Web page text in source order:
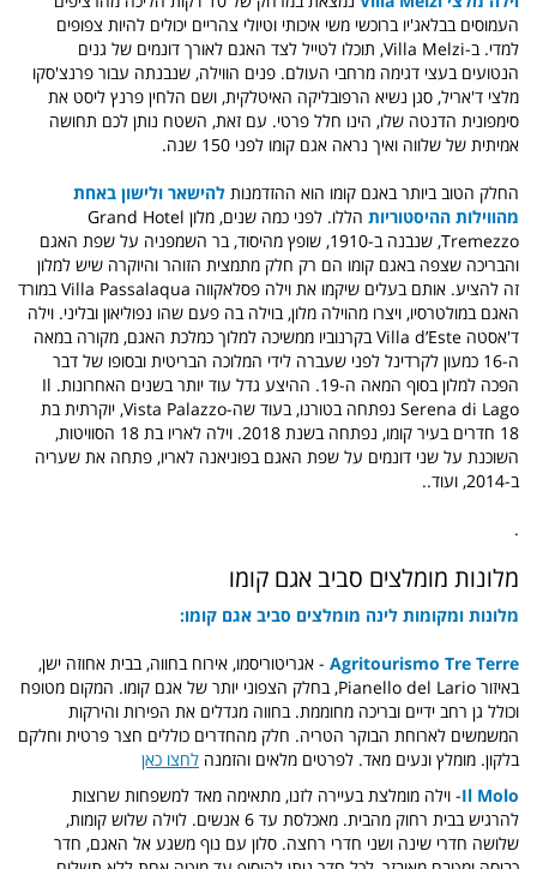
העמוסים בבלאג'יו ברוכשי משי איכותי וטיולי צהריים יכולים להיות צפופים
למדי. ב-Villa Melzi, תוכלו לטייל
לצד האגם לאורך דונמים של גנים
הנטועים בעצי דגימה מרחבי העולם. פנים הווילה, שנבנתה עבור פרנצ'סקו
מלצי ד'אריל, סגן נשיא הרפובליקה האיטלקית, ושם הלחין פרנץ ליסט את
סימפונית הדנטה שלו, הינו חלל פרטי. עם זאת, השטח נותן לכם תחושה
אמיתית של שלווה ואיך נראה אגם קומו לפני 150 שנה.
החלק הטוב ביותר באגם קומו הוא ההזדמנות להישאר ולישון באחת
מהווילות ההיסטוריות
הללו. לפני כמה שנים, מלון Grand Hotel
Tremezzo, שנבנה ב-1910, שופץ מהיסוד, בר השמפניה על שפת האגם
והבריכה שצפה באגם קומו הם רק חלק מתמצית הזוהר והיוקרה שיש למלון
זה להציע. אותם בעלים שיקמו את וילה פסלאקווה Villa Passalaqua במורד
האגם במולטרסיו, ויצרו מהוילה מלון, בוילה בה פעם שהו נפוליאון ובליני. וילה
ד'אסטה Villa d’Este בקרנוביו ממשיכה למלוך כמלכת האגם, מקורה במאה
ה-16 כמעון לקרדינל לפני שעברה לידי המלוכה הבריטית ובסופו של דבר
הפכה למלון בסוף המאה ה-19. ההיצע גדל עוד יותר בשנים האחרונות. Il
Serena di Lago נפתחה בטורנו, בעוד שה-Vista Palazzo, יוקרתית בת
18 חדרים בעיר קומו, נפתחה בשנת 2018. וילה לאריו בת 18 הסוויטות,
השוכנת על שני דונמים על שפת האגם בפוניאנה לאריו, פתחה את שעריה
ב-2014, ועוד..
.
מלונות מומלצים סביב אגם קומו
מלונות ומקומות לינה מומלצים סביב אגם קומו:
Agritourismo Tre Terre - אגריטוריסמו, אירוח בחווה, בבית אחוזה ישן,
באיזור Pianello del Lario, בחלק הצפוני יותר של אגם קומו. המקום מטופח
וכולל גן רחב ידיים ובריכה מחוממת. בחווה מגדלים את הפירות והירקות
המשמשים לארוחת הבוקר הטריה. חלק מהחדרים כוללים חצר פרטית וחלקם
בלקון. מומלץ ונעים מאד. לפרטים מלאים והזמנה לחצו כאן
Il Molo- וילה מומלצת בעיירה לזנו, מתאימה מאד למשפחות שרוצות
להרגיש בבית רחוק מהבית. מאכלסת עד 6 אנשים. לוילה שלוש קומות,
שלושה חדרי שינה ושני חדרי רחצה. סלון עם נוף משגע אל האגם, חדר